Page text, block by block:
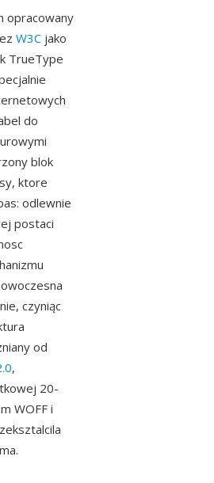
opracowany
W3C jako
TrueType
do
blok
ktore
odlewnie
postaci
czyniąc
od
,
20-
WOFF i